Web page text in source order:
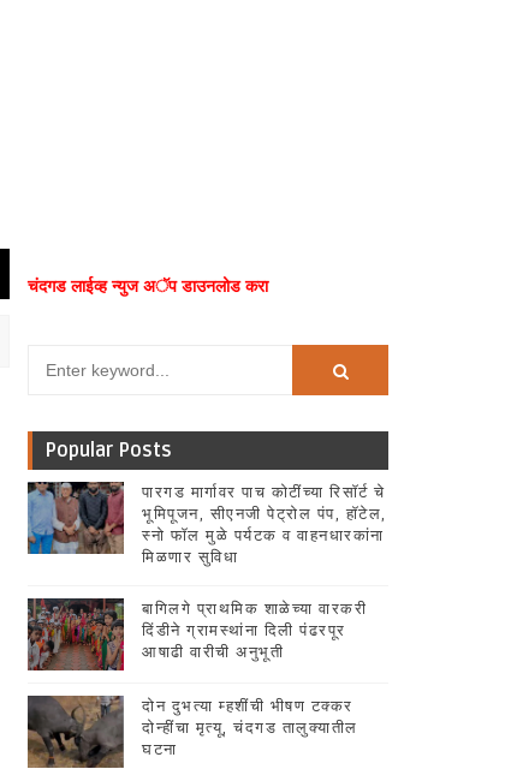
चंदगड लाईव्ह न्युज अॅप डाउनलोड करा
Popular Posts
पारगड मार्गावर पाच कोटींच्या रिसॉर्ट चे
भूमिपूजन, सीएनजी पेट्रोल पंप, हॉटेल,
स्नो फॉल मुळे पर्यटक व वाहनधारकांना
मिळणार सुविधा
बागिलगे प्राथमिक शाळेच्या वारकरी
दिंडीने ग्रामस्थांना दिली पंढरपूर
आषाढी वारीची अनुभूती
दोन दुभत्या म्हशींची भीषण टक्कर
दोन्हींचा मृत्यू, चंदगड तालुक्यातील
घटना